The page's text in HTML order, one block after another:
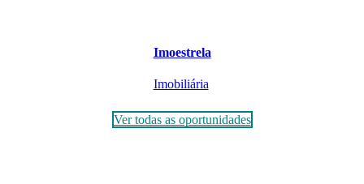
Imoestrela
Imobiliária
Ver todas as oportunidades